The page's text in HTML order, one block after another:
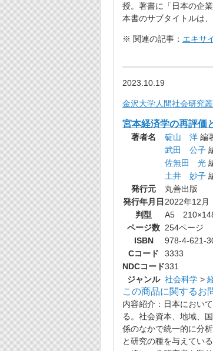
授。著書に「日本の企
本書のサブタイトルは
※ 関連の記事： エキサ
2023.10.19
金沢大学人間社会研究
宮本経済学の再評価
著者名 碇山 洋 編
武田 公子
佐無田 光
土井 妙子
発行元
丸善出版
発行年月日 2022年12月
判型
A5
ページ数 254ページ
ISBN
978-4-621-
Cコード
3333
NDCコード331
ジャンル 社会科学 >
この商品に関するお
内容紹介：日本におい
る。社会資本、地域、
係のなかで統一的に分
と研究の種を与えてい